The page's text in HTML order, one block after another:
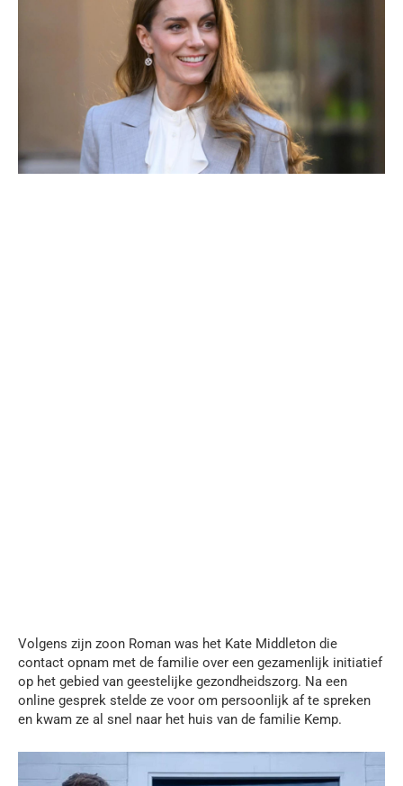
Volgens zijn zoon Roman was het Kate Middleton die
contact opnam met de familie over een gezamenlijk initiatief
op het gebied van geestelijke gezondheidszorg. Na een
online gesprek stelde ze voor om persoonlijk af te spreken
en kwam ze al snel naar het huis van de familie Kemp.